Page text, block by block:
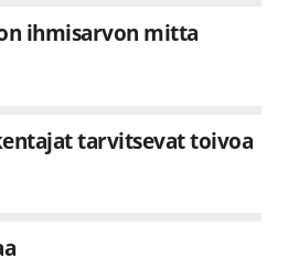
ihmisarvon mitta
tarvitsevat toivoa